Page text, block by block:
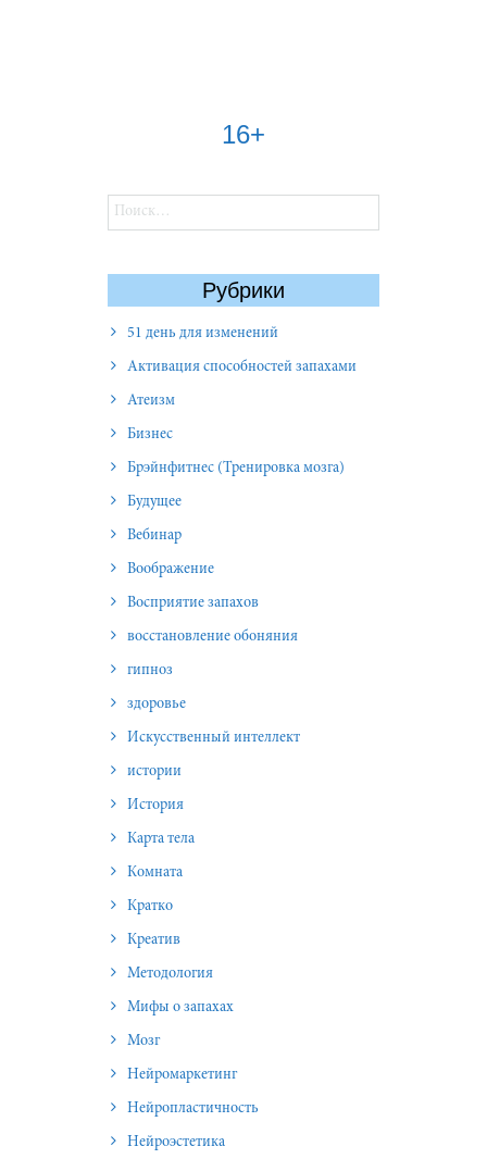
16+
Найти:
Рубрики
51 день для изменений
Активация способностей запахами
Атеизм
Бизнес
Брэйнфитнес (Тренировка мозга)
Будущее
Вебинар
Воображение
Восприятие запахов
восстановление обоняния
гипноз
здоровье
Искусственный интеллект
истории
История
Карта тела
Комната
Кратко
Креатив
Методология
Мифы о запахах
Мозг
Нейромаркетинг
Нейропластичность
Нейроэстетика